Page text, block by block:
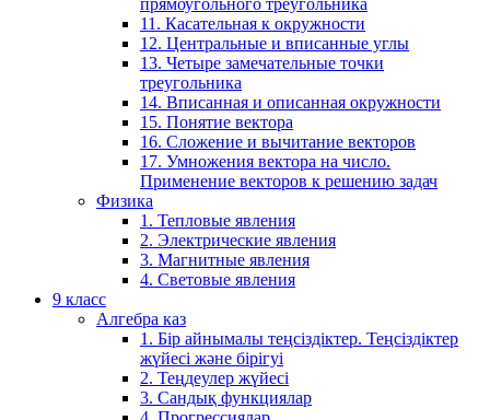
11. Касательная к окружности
12. Центральные и вписанные углы
13. Четыре замечательные точки
треугольника
14. Вписанная и описанная окружности
15. Понятие вектора
16. Сложение и вычитание векторов
17. Умножения вектора на число.
Применение векторов к решению задач
Физика
1. Тепловые явления
2. Электрические явления
3. Магнитные явления
4. Световые явления
9 класс
Алгебра каз
1. Бір айнымалы теңсіздіктер. Теңсіздіктер
жүйесі және бірігуі
2. Теңдеулер жүйесі
3. Сандық функциялар